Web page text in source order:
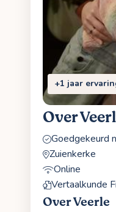
+1 jaar
Over
Goedgekeurd
Zuienkerke
Online
Vertaalkunde
Over Veerle